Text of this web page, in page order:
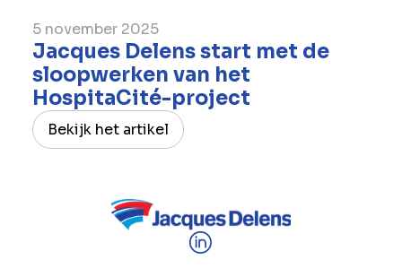
5 november 2025
Jacques Delens start met de
sloopwerken van het
HospitaCité-project
Bekijk het artikel